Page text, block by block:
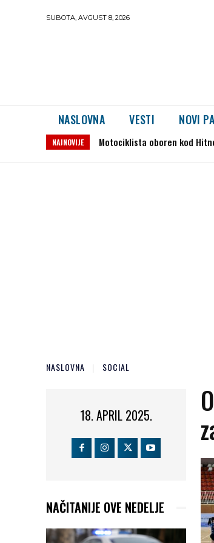
SUBOTA, AVGUST 8, 2026
NASLOVNA VESTI NOVI
NAJNOVIJE Dron preleteo iz Rumunije u
NASLOVNA SOCIAL
18. APRIL 2025.
NAČITANIJE OVE NEDELJE